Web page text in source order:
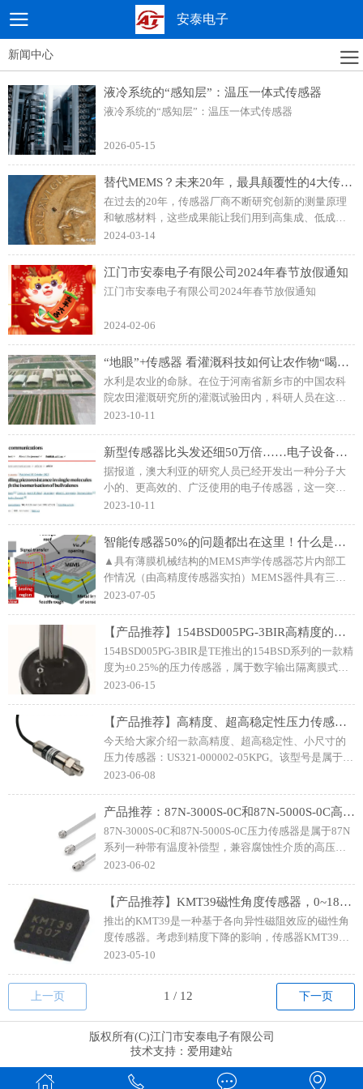
安泰电子
新闻中心
液冷系统的“感知层”：温压一体式传感器
液冷系统的“感知层”：温压一体式传感器
2026-05-15
替代MEMS？未来20年，最具颠覆性的4大传感器技术，中国已提前布局！
在过去的20年，传感器厂商不断研究创新的测量原理
和敏感材料，这些成果能让我们用到高集成、低成本
的传感器，其中，最成功也是最具颠覆性的，无疑是
2024-03-14
江门市安泰电子有限公司2024年春节放假通知
江门市安泰电子有限公司2024年春节放假通知
2024-02-06
“地眼”+传感器 看灌溉科技如何让农作物“喝好水”
水利是农业的命脉。在位于河南省新乡市的中国农科
院农田灌溉研究所的灌溉试验田内，科研人员在这里
测试出农作物在各个阶段、各种环境下的需水情况。
2023-10-11
新型传感器比头发还细50万倍……电子设备、医疗设备等均将受益！
据报道，澳大利亚的研究人员已经开发出一种分子大
小的、更高效的、广泛使用的电子传感器，这一突破
可能会带来广泛的好处。他们说，“通过电导率来检测
2023-10-11
智能传感器50%的问题都出在这里！什么是MEMS封装？
▲具有薄膜机械结构的MEMS声学传感器芯片内部工
作情况（由高精度传感器实拍）MEMS器件具有三维
机械结构、产品设计和制造技术的多样性，决定了
2023-07-05
【产品推荐】154BSD005PG-3BIR高精度的压阻式硅压力传感器，19mm外径封装，数字输出
154BSD005PG-3BIR是TE推出的154BSD系列的一款精
度为±0.25%的压力传感器，属于数字输出隔离膜式压
力传感器，常用于歧管压力、气压、潜水深度的监测
用。
2023-06-15
【产品推荐】高精度、超高稳定性压力传感器：US321-000002-05KPG
今天给大家介绍一款高精度、超高稳定性、小尺寸的
压力传感器：US321-000002-05KPG。该型号是属于我
们US300系列，传感器是采用不锈钢隔离式小型结构，
2023-06-08
产品推荐：87N-3000S-0C和87N-5000S-0C高压腐蚀性介质兼容压力传感器
87N-3000S-0C和87N-5000S-0C压力传感器是属于87N
系列一种带有温度补偿型，兼容腐蚀性介质的高压压
力传感器。传感器芯片安装 在 316L 不锈钢封装中，
2023-06-02
【产品推荐】KMT39磁性角度传感器，0~180°AMR传感器
推出的KMT39是一种基于各向异性磁阻效应的磁性角
度传感器。考虑到精度下降的影响，传感器KMT39可
以在H0≥15 kA/m(室温)的场强下使用。在磁场方向不
2023-05-10
上一页 下一页
版权所有(C)江门市安泰电子有限公司
技术支持： 爱用建站